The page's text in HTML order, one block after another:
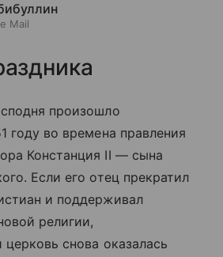
Mail
произошло
году во времена правления
Констанция II — сына
Если его отец прекратил
и поддерживал
религии,
снова оказалась